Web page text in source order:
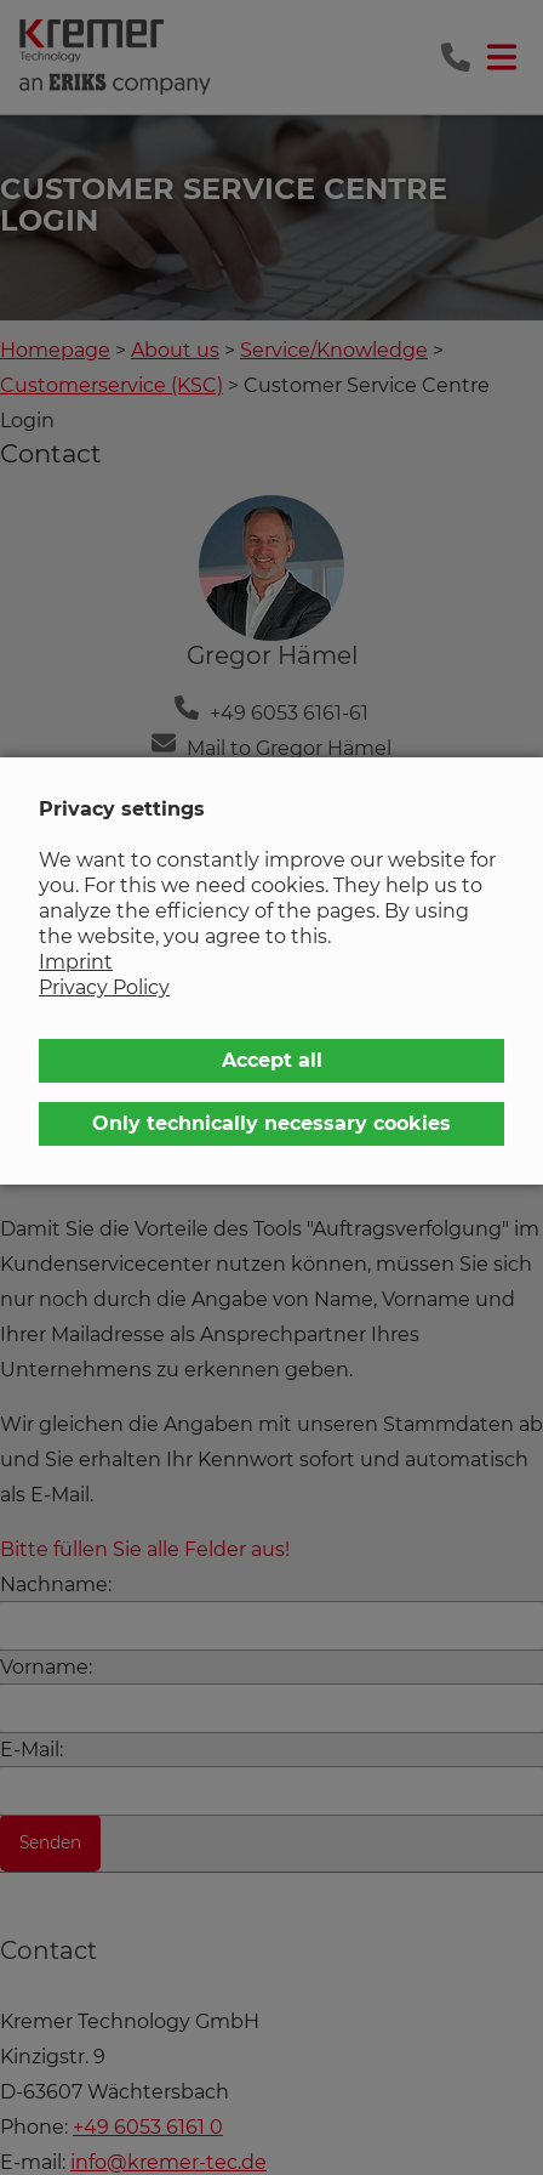
Privacy settings
We want to constantly improve our website for
you. For this we need cookies. They help us to
analyze the efficiency of the pages. By using
the website, you agree to this.
Imprint
Privacy Policy
Accept all
Only technically necessary cookies
CUSTOMER SERVICE CENTRE
LOGIN
Homepage About us
Service/Knowledge
Customerservice (KSC)
Customer Service Centre
Login
Contact
Gregor Hämel
+49 6053 6161-61
Mail to Gregor Hämel
Passwort:
Sie haben das Passwort nicht mehr greifbar?
klicken Sie hier
Damit Sie die Vorteile des Tools "Auftragsverfolgung" im
Kundenservicecenter nutzen können, müssen Sie sich
nur noch durch die Angabe von Name, Vorname und
Ihrer Mailadresse als Ansprechpartner Ihres
Unternehmens zu erkennen geben.
Wir gleichen die Angaben mit unseren Stammdaten ab
und Sie erhalten Ihr Kennwort sofort und automatisch
als E-Mail.
Bitte füllen Sie alle Felder aus!
Nachname:
Vorname:
E-Mail:
Contact
Kremer Technology GmbH
Kinzigstr. 9
D-63607 Wächtersbach
Phone: +49 6053 6161 0
E-mail: info@kremer-tec.de